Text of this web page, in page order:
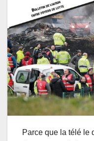
Parce que la télé le